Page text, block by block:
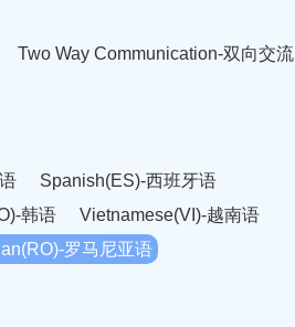
Two Way Communication-双向交流
Spanish(ES)-西班牙语
韩语
Vietnamese(VI)-越南语
罗马尼亚语